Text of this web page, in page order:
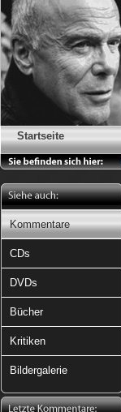
Startseite
Kommentare
CDs
DVDs
Bücher
Kritiken
Bildergalerie